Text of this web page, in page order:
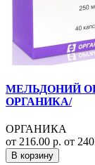
МЕЛЬДОНИЙ
ОРГАНИКА/
ОРГАНИКА
от 216.00 р. от
В корзину